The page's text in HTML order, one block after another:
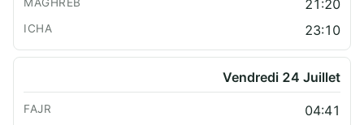
21:20
23:10
Vendredi 24 Juillet
04:41